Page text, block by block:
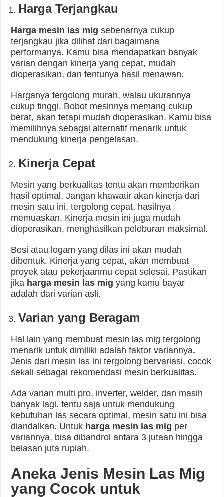
Harga Terjangkau
Harga mesin las mig sebenarnya cukup
terjangkau jika dilihat dari bagaimana
performanya. Kamu bisa mendapatkan banyak
varian dengan kinerja yang cepat, mudah
dioperasikan, dan tentunya hasil menawan.
Harganya tergolong murah, walau ukurannya
cukup tinggi. Bobot mesinnya memang cukup
berat, akan tetapi mudah dioperasikan. Kamu bisa
memilihnya sebagai alternatif menarik untuk
mendukung kinerja pengelasan.
Kinerja Cepat
Mesin yang berkualitas tentu akan memberikan
hasil optimal. Jangan khawatir akan kinerja dari
mesin satu ini. tergolong cepat, hasilnya
memuaskan. Kinerja mesin ini juga mudah
dioperasikan, menghasilkan peleburan maksimal.
Besi atau logam yang dilas ini akan mudah
dibentuk. Kinerja yang cepat, akan membuat
proyek atau pekerjaanmu cepat selesai. Pastikan
jika harga mesin las mig yang kamu bayar
adalah dari varian asli.
Varian yang Beragam
Hal lain yang membuat mesin las mig tergolong
menarik untuk dimiliki adalah faktor variannya.
Jenis dari mesin las ini tergolong bervariasi, cocok
sekali sebagai rekomendasi mesin berkualitas.
Ada varian multi pro, inverter, welder, dan masih
banyak lagi. tentu saja untuk mendukung
kebutuhan las secara optimal, mesin satu ini bisa
diandalkan. Untuk harga mesin las mig per
variannya, bisa dibandrol antara 3 jutaan hingga
belasan juta rupiah.
Aneka Jenis Mesin Las Mig
yang Cocok untuk